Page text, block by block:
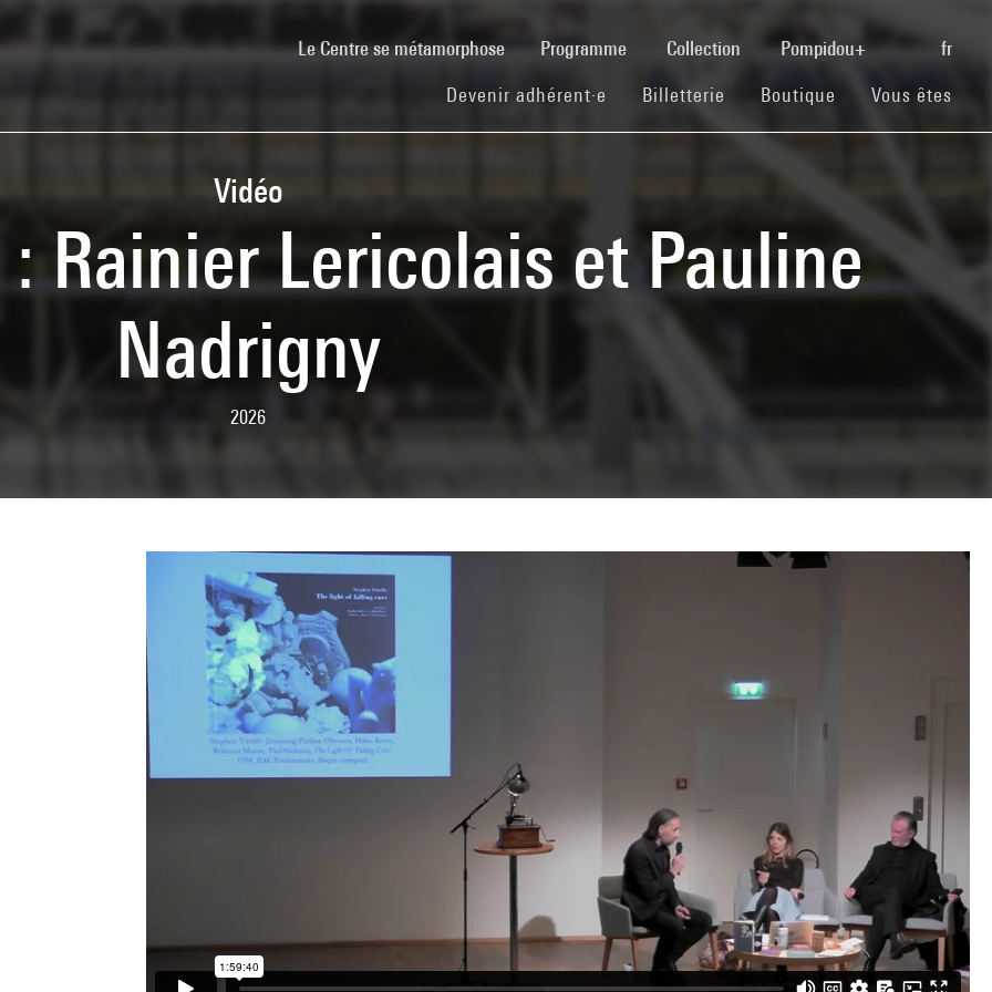
Le Centre se métamorphose(current)Programme Collection Pompidou+ fr
Devenir adhérent·e (current)
Billetterie (current)
Boutique (current)
Vous êtes
Vidéo
Rainier Lericolais et Pauline
Nadrigny
2026